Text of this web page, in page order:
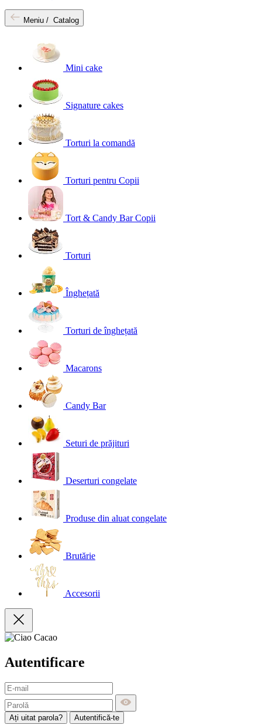
Meniu / Catalog
Mini cake
Signature cakes
Torturi la comandă
Torturi pentru Copii
Tort & Candy Bar Copii
Torturi
Înghețată
Torturi de înghețată
Macarons
Candy Bar
Seturi de prăjituri
Deserturi congelate
Produse din aluat congelate
Brutărie
Accesorii
Autentificare
Ați uitat parola? Autentifică-te